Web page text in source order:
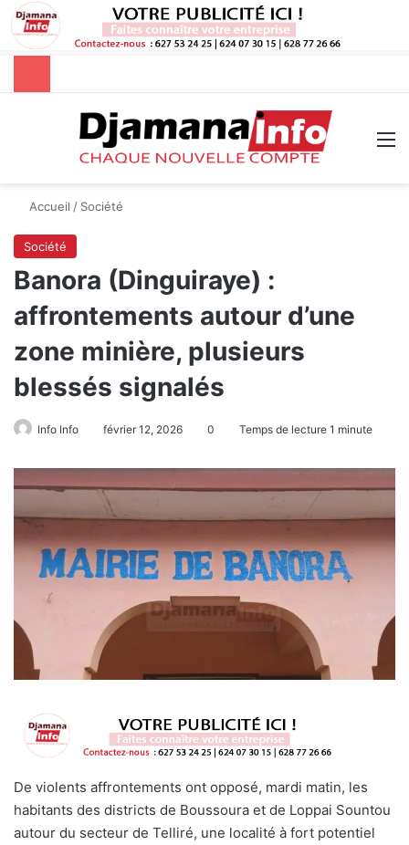
Rechercher
Accueil / Société
Société
Banora (Dinguiraye) :
affrontements autour d’une
zone minière, plusieurs
blessés signalés
Info Info février 12, 2026 0 Temps de lecture 1 minute
De violents affrontements ont opposé, mardi matin, les
habitants des districts de Boussoura et de Loppai Sountou
autour du secteur de Telliré, une localité à fort potentiel